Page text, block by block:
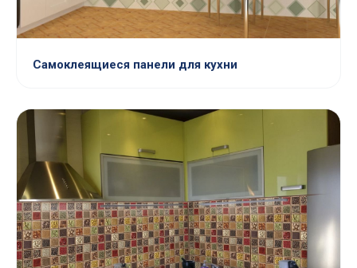
Самоклеящиеся панели для кухни